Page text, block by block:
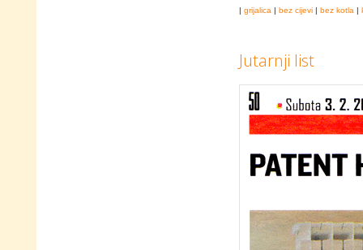
| grijalica | bez cijevi | bez kotla |
Jutarnji list